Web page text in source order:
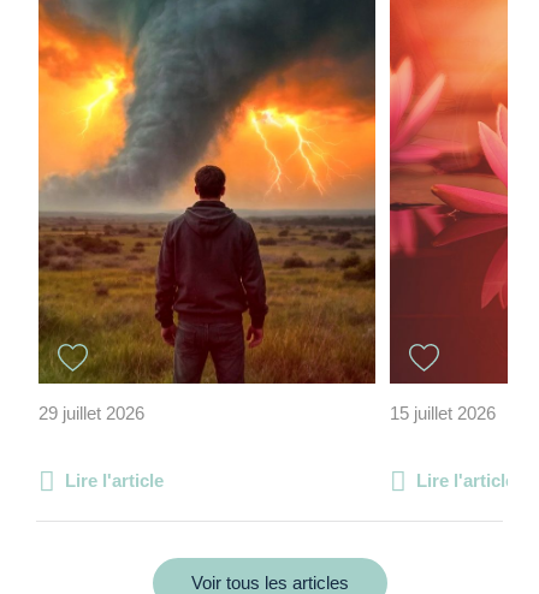
29 juillet 2026
Lire l'article
15 juillet 2026
Lire l'article
Voir tous les articles